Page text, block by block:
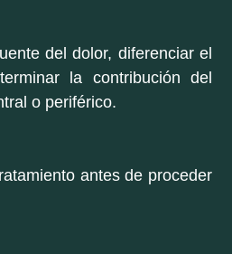
del dolor, diferenciar el
la contribución del
o periférico.
antes de proceder